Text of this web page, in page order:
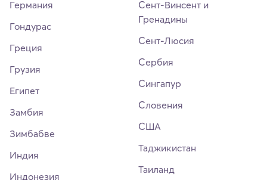
Германия
Гондурас
Греция
Грузия
Египет
Замбия
Зимбабве
Индия
Индонезия
Сент-Винсент и
Гренадины
Сент-Люсия
Сербия
Сингапур
Словения
США
Таджикистан
Таиланд